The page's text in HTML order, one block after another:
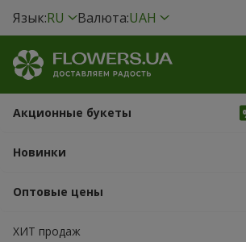
Язык:RU Валюта:UAH
Акционные букеты
Новинки
Оптовые цены
ХИТ продаж